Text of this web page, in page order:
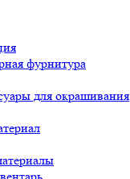
фурнитура
для окрашивания